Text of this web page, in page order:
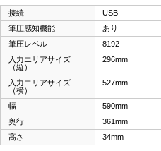
接続
USB
筆圧感知機能
あり
筆圧レベル
8192
入力エリアサイズ
（縦）
296mm
入力エリアサイズ
（横）
527mm
幅
590mm
奥行
361mm
高さ
34mm